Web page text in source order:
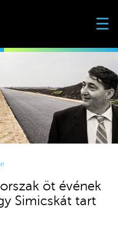
☰
öt évének
Simicskát tart